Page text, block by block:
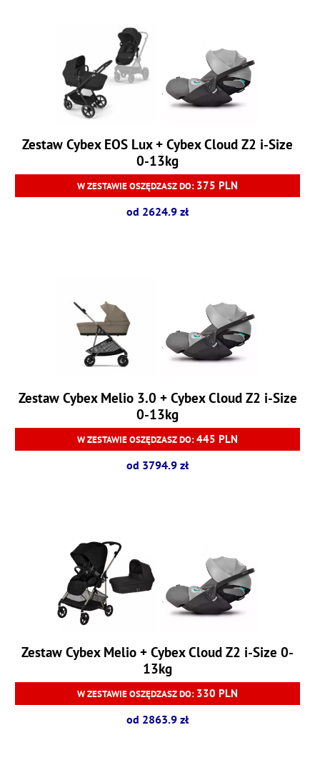
Zestaw Cybex EOS Lux + Cybex Cloud Z2 i-Size
0-13kg
W ZESTAWIE OSZĘDZASZ DO: 375 PLN
od 2624.9 zł
Zestaw Cybex Melio 3.0 + Cybex Cloud Z2 i-Size
0-13kg
W ZESTAWIE OSZĘDZASZ DO:445 PLN
od 3794.9 zł
Zestaw Cybex Melio + Cybex Cloud Z2 i-Size 0-
13kg
W ZESTAWIE OSZĘDZASZ DO: 330 PLN
od 2863.9 zł